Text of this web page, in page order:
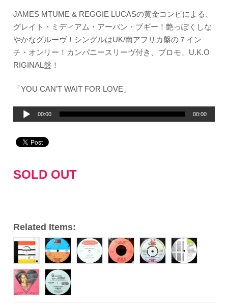
JAMES MTUME & REGGIE LUCASの黄金コンビによる、
グレイト・ミディアム・アーバン・ブギー！艶っぽくしな
やかなグルーヴ！シングルはUK/南アフリカ盤の７イン
チ・オンリー！カンパニースリーヴ付き、プロモ、U.K.O
RIGINAL盤！
「YOU CAN’T WAIT FOR LOVE」
プ
ヤ
00:00 00:00
SOLD OUT
Related Items: